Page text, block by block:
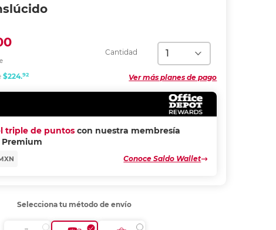
Cantidad
Ver más planes de pago
$224.92
triple de puntos con nuestra membresía
Conoce Saldo Wallet
Selecciona tu método de envío